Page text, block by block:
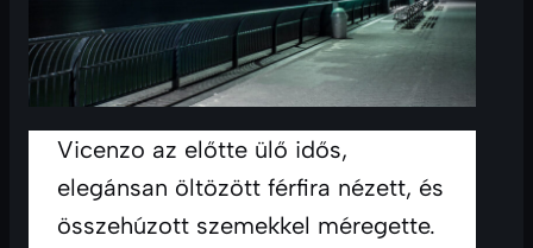
Vicenzo az előtte ülő idős,
elegánsan öltözött férfira nézett, és
összehúzott szemekkel méregette.